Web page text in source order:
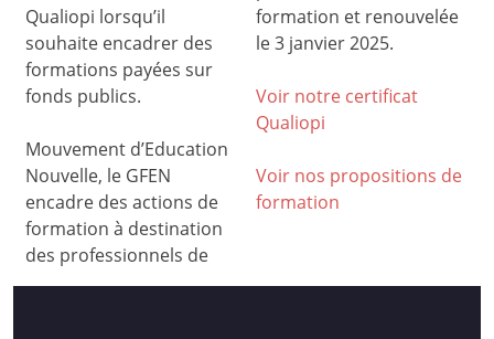
Qualiopi lorsqu’il
souhaite encadrer des
formations payées sur
fonds publics.
Mouvement d’Education
Nouvelle, le GFEN
encadre des actions de
formation à destination
des professionnels de
formation et renouvelée
le 3 janvier 2025.
Voir notre certificat
Qualiopi
Voir nos propositions de
formation